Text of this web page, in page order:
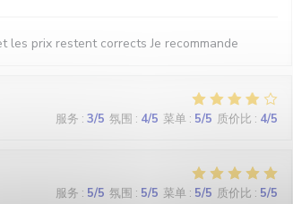
prix restent corrects Je recommande
服务 : 3/5 氛围 : 4/5 菜单: 5/5 质价比 : 4/5
服务 : 5/5 氛围 : 5/5 菜单: 5/5 质价比 : 5/5